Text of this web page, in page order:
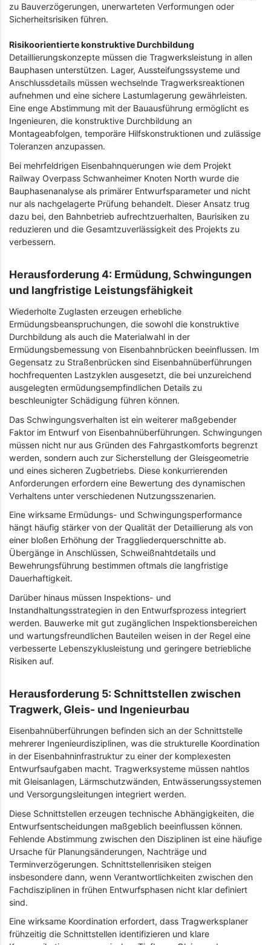
zu Bauverzögerungen, unerwarteten Verformungen oder
Sicherheitsrisiken führen.
Risikoorientierte konstruktive Durchbildung
Detaillierungskonzepte müssen die Tragwerksleistung in allen
Bauphasen unterstützen. Lager, Aussteifungssysteme und
Anschlussdetails müssen wechselnde Tragwerksreaktionen
aufnehmen und eine sichere Lastumlagerung gewährleisten.
Eine enge Abstimmung mit der Bauausführung ermöglicht es
Ingenieuren, die konstruktive Durchbildung an
Montageabfolgen, temporäre Hilfskonstruktionen und zulässige
Toleranzen anzupassen.
Bei mehrfeldrigen Eisenbahnquerungen wie dem Projekt
Railway Overpass Schwanheimer Knoten North wurde die
Bauphasenanalyse als primärer Entwurfsparameter und nicht
nur als nachgelagerte Prüfung behandelt. Dieser Ansatz trug
dazu bei, den Bahnbetrieb aufrechtzuerhalten, Baurisiken zu
reduzieren und die Gesamtzuverlässigkeit des Projekts zu
verbessern.
Herausforderung 4: Ermüdung, Schwingungen
und langfristige Leistungsfähigkeit
Wiederholte Zuglasten erzeugen erhebliche
Ermüdungsbeanspruchungen, die sowohl die konstruktive
Durchbildung als auch die Materialwahl in der
Ermüdungsbemessung von Eisenbahnbrücken beeinflussen. Im
Gegensatz zu Straßenbrücken sind Eisenbahnüberführungen
hochfrequenten Lastzyklen ausgesetzt, die bei unzureichend
ausgelegten ermüdungsempfindlichen Details zu
beschleunigter Schädigung führen können.
Das Schwingungsverhalten ist ein weiterer maßgebender
Faktor im Entwurf von Eisenbahnüberführungen. Schwingungen
müssen nicht nur aus Gründen des Fahrgastkomforts begrenzt
werden, sondern auch zur Sicherstellung der Gleisgeometrie
und eines sicheren Zugbetriebs. Diese konkurrierenden
Anforderungen erfordern eine Bewertung des dynamischen
Verhaltens unter verschiedenen Nutzungsszenarien.
Eine wirksame Ermüdungs- und Schwingungsperformance
hängt häufig stärker von der Qualität der Detaillierung als von
einer bloßen Erhöhung der Traggliederquerschnitte ab.
Übergänge in Anschlüssen, Schweißnahtdetails und
Bewehrungsführung bestimmen oftmals die langfristige
Dauerhaftigkeit.
Darüber hinaus müssen Inspektions- und
Instandhaltungsstrategien in den Entwurfsprozess integriert
werden. Bauwerke mit gut zugänglichen Inspektionsbereichen
und wartungsfreundlichen Bauteilen weisen in der Regel eine
verbesserte Lebenszyklusleistung und geringere betriebliche
Risiken auf.
Herausforderung 5: Schnittstellen zwischen
Tragwerk, Gleis- und Ingenieurbau
Eisenbahnüberführungen befinden sich an der Schnittstelle
mehrerer Ingenieurdisziplinen, was die strukturelle Koordination
in der Eisenbahninfrastruktur zu einer der komplexesten
Entwurfsaufgaben macht. Tragwerksysteme müssen nahtlos
mit Gleisanlagen, Lärmschutzwänden, Entwässerungssystemen
und Versorgungsleitungen integriert werden.
Diese Schnittstellen erzeugen technische Abhängigkeiten, die
Entwurfsentscheidungen maßgeblich beeinflussen können.
Fehlende Abstimmung zwischen den Disziplinen ist eine häufige
Ursache für Planungsänderungen, Nachträge und
Terminverzögerungen. Schnittstellenrisiken steigen
insbesondere dann, wenn Verantwortlichkeiten zwischen den
Fachdisziplinen in frühen Entwurfsphasen nicht klar definiert
sind.
Eine wirksame Koordination erfordert, dass Tragwerksplaner
frühzeitig die Schnittstellen identifizieren und klare